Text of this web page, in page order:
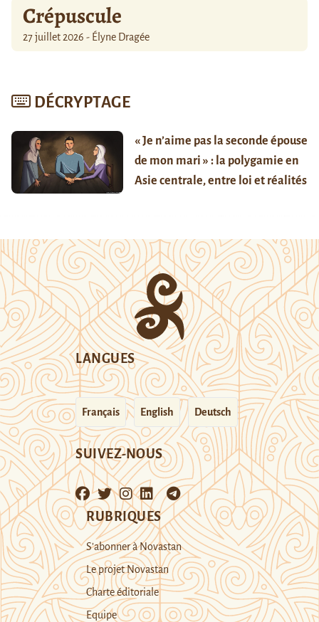
Crépuscule
27 juillet 2026 - Élyne Dragée
DÉCRYPTAGE
« Je n’aime pas la seconde épouse
de mon mari » : la polygamie en
Asie centrale, entre loi et réalités
LANGUES
Français English Deutsch
SUIVEZ-NOUS
RUBRIQUES
S’abonner à Novastan
Le projet Novastan
Charte éditoriale
Equipe